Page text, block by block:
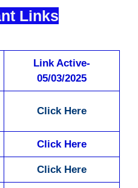
Links
Link Active-
05/03/2025
Click Here
Click Here
Click Here